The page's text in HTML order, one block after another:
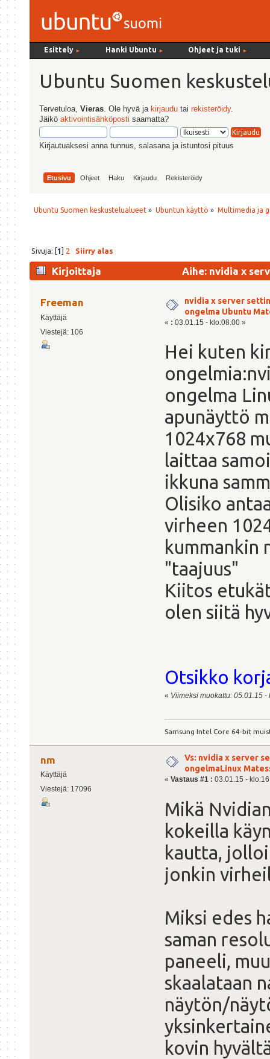
Esittely ► Hanki Ubuntu ► Ohjeet ja tuki ►
Ubuntu Suomen
Tervetuloa,Vieras . Ole hyvä ja kirjaudu tairekisteröidy.
Jäiköaktivointisähköposti saamatta?
Kirjautuaksesi anna tunnus, salasana ja istuntosi pituus
Etusivu Ohjeet Haku Kirjaudu Rekisteröidy
Ubuntu Suomen keskustelualueet » Ubuntun käyttö » Multimedia ja
Sivuja: [1] 2 Siirry alas
Kirjoittaja
Aihe: nvidia x
Freeman
Käyttäjä
Viestejä: 106
nvidia x server
ongelma Ubuntu
« : 03.01.15 - klo:08.00 »
Hei kuten
ongelma
apunäyttö
1024x768
laittaa
ikkuna
Olisiko
virheen
kummankin
"taajuus"
Kiitos
olen siitä
Otsikko
« Viimeksi muokattu: 05.01.15
Samsung Intel Core 64-bit
nm
Käyttäjä
Viestejä: 17096
Vs: nvidia x server
ongelmaLinux
« Vastaus #1 : 03.01.15 -
Mikä
kokeilla
kautta,
jonkin
Miksi edes
saman
paneeli,
skaalataan
näytön/
kovin